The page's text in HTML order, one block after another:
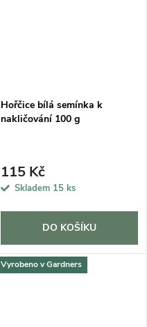
Hořčice bílá semínka k
nakličování 100 g
115 Kč
Skladem 15 ks
DO KOŠÍKU
Vyrobeno v Gardners